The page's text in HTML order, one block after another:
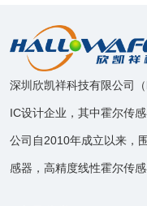
深圳欣凯祥科技有限公司
IC设计企业，其中霍尔传感
公司自2010年成立以来，
感器，高精度线性霍尔传